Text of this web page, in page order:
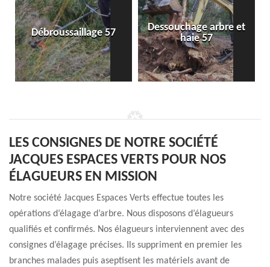
Débroussaillage 57
Dessouchage arbre et
haie 57
LES CONSIGNES DE NOTRE SOCIÉTÉ
JACQUES ESPACES VERTS POUR NOS
ÉLAGUEURS EN MISSION
Notre société Jacques Espaces Verts effectue toutes les
opérations d’élagage d’arbre. Nous disposons d’élagueurs
qualifiés et confirmés. Nos élagueurs interviennent avec des
consignes d’élagage précises. Ils suppriment en premier les
branches malades puis aseptisent les matériels avant de